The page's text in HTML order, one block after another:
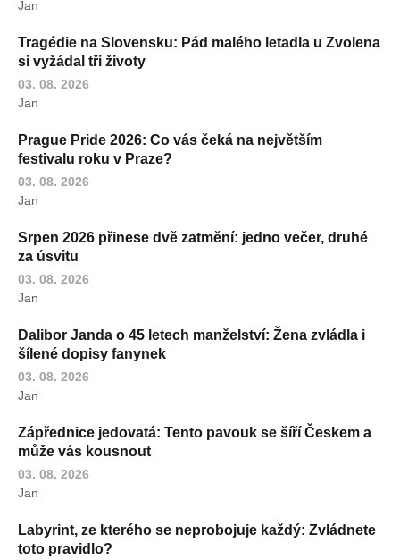
Jan
Tragédie na Slovensku: Pád malého letadla u Zvolena
si vyžádal tři životy
03. 08. 2026
Jan
Prague Pride 2026: Co vás čeká na největším
festivalu roku v Praze?
03. 08. 2026
Jan
Srpen 2026 přinese dvě zatmění: jedno večer, druhé
za úsvitu
03. 08. 2026
Jan
Dalibor Janda o 45 letech manželství: Žena zvládla i
šílené dopisy fanynek
03. 08. 2026
Jan
Zápřednice jedovatá: Tento pavouk se šíří Českem a
může vás kousnout
03. 08. 2026
Jan
Labyrint, ze kterého se neprobojuje každý: Zvládnete
toto pravidlo?